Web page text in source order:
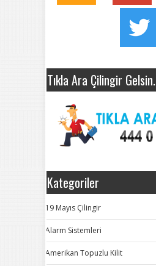
Tıkla Ara Çilingir Gelsin.
Kategoriler
19 Mayıs Çilingir
Alarm Sistemleri
Amerikan Topuzlu Kilit